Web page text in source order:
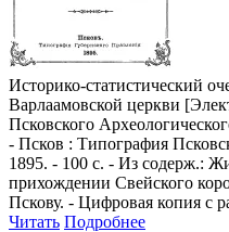
Историко-статистический
Варлаамовской церкви
Псковского
- Псков : Типография
1895. - 100 с. - Из содерж.:
прихождении Свейского
Пскову. - Цифровая копия с
Читать Подробнее